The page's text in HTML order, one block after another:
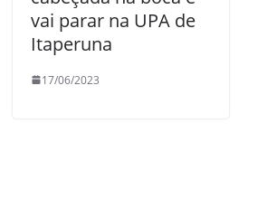
vai parar na UPA de
Itaperuna
17/06/2023